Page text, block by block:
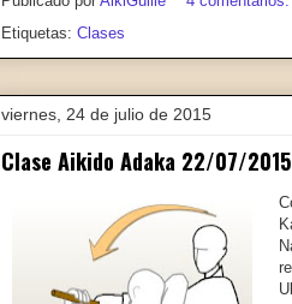
Etiquetas: Clases
viernes, 24 de julio de 2015
Clase Aikido Adaka 22/07/2015